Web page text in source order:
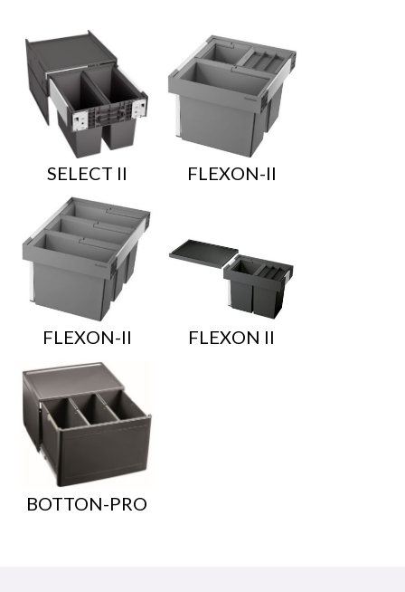
SELECT II FLEXON-II
FLEXON-II FLEXON II
BOTTON-PRO